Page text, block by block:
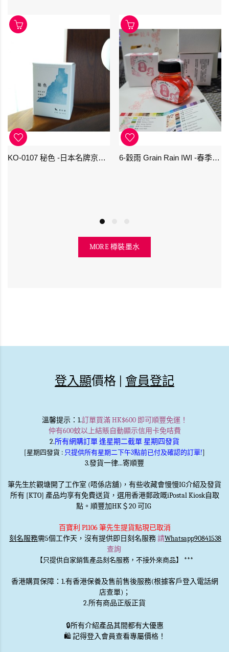
KO-0107 秘色 -日本名牌京の音樽裝鋼筆墨水 4573356130234 - 40ml 6-穀雨 Grain Rain IWI -春季-24節氣色澤鋼筆墨水
MORE 樽裝墨水
登入顯價格 | 會員登記
溫馨提示：1.訂單買滿 HK$600 即可順豐免運！
仲有600蚊以上結賬自動顯示信用卡免咭費
2.所有網購訂單 逢星期二截單 星期四發貨
[星期四發貨 : 只提供所有星期二下午3點前已付及確認的訂單!]
3.發貨一律...寄順豐
筆先生於觀塘開了工作室 (唔係店舖)，有些收藏會慢慢IG介紹及發貨
所有 [KTO] 產品均享有免費送貨，選用香港郵政嘅iPostal Kiosk自取
點。順豐加HK＄20 可IG
百寶利 P1106 筆先生提貨點現已取消
刻名服務需5個工作天，沒有提供即日刻名服務請Whatsapp90841538
查詢
【只提供自家銷售產品刻名服務，不接外來商品】 ***
香港購買保障：1.有香港保養及售前售後服務(根據客戶登入電話網
店查單)；
2.所有商品正版正貨
🔒所有介紹產品其間都有大優惠
🛍️ 記得登入會員查看專屬價格！